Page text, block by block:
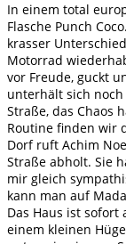
In einem total
Flasche Punch
krasser
Motorrad
vor Freude, guckt
unterhält sich
Straße, das Chaos
Routine finden wir
Dorf ruft Achim
Straße abholt. Sie
mir gleich
kann man auf
Das Haus ist sofort
einem kleinen